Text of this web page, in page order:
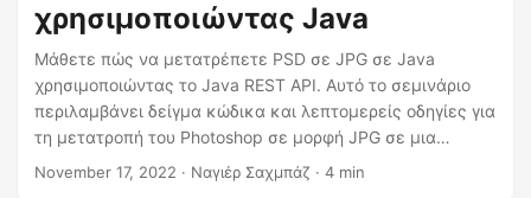
χρησιμοποιώντας Java
Μάθετε πώς να μετατρέπετε PSD σε JPG σε Java
χρησιμοποιώντας το Java REST API. Αυτό το σεμινάριο
περιλαμβάνει δείγμα κώδικα και λεπτομερείς οδηγίες για
τη μετατροπή του Photoshop σε μορφή JPG σε μια
εφαρμογή που βασίζεται σε Java. Ένας βήμα προς βήμα
November 17, 2022 · Ναγιέρ Σαχμπάζ · 4 min